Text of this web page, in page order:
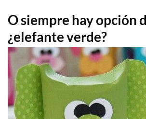
O siempre hay opción
¿elefante verde?